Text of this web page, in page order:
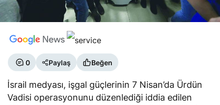
0 Paylaş Beğen
İsrail medyası, işgal güçlerinin 7 Nisan’da Ürdün
Vadisi operasyonunu düzenlediği iddia edilen